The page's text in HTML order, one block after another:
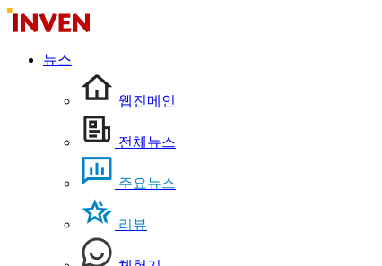
뉴스
웹진메인
전체뉴스
주요뉴스
리뷰